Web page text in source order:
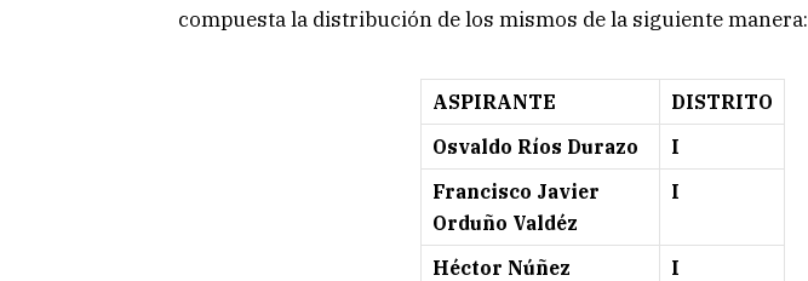
compuesta la distribución de los mismos de la siguiente manera:
ASPIRANTE
DISTRITO
Osvaldo Ríos Durazo
I
Francisco Javier
Orduño Valdéz
I
Héctor Núñez
I